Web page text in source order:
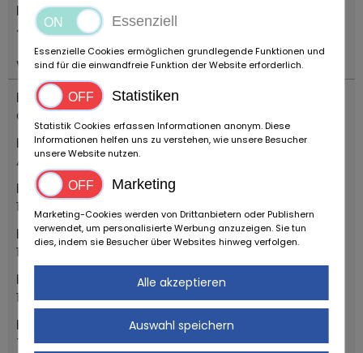
Hausnummer
48
Wichtiges
Fahrzeugtyp
Oldtimer
Marke
Alfa Romeo
Baujahr
1988
Erstzulassung Jahr
1988
Erstzulassung Monat
1
Modell
75 3.0 V6 - Tipo 162B6
Essenziell
Essenzielle Cookies ermöglichen grundlegende Funktionen und
sind für die einwandfreie Funktion der Website erforderlich.
Statistiken
Statistik Cookies erfassen Informationen anonym. Diese
Informationen helfen uns zu verstehen, wie unsere Besucher
unsere Website nutzen.
Marketing
Marketing-Cookies werden von Drittanbietern oder Publishern
verwendet, um personalisierte Werbung anzuzeigen. Sie tun
dies, indem sie Besucher über Websites hinweg verfolgen.
Alle akzeptieren
Auswahl speichern